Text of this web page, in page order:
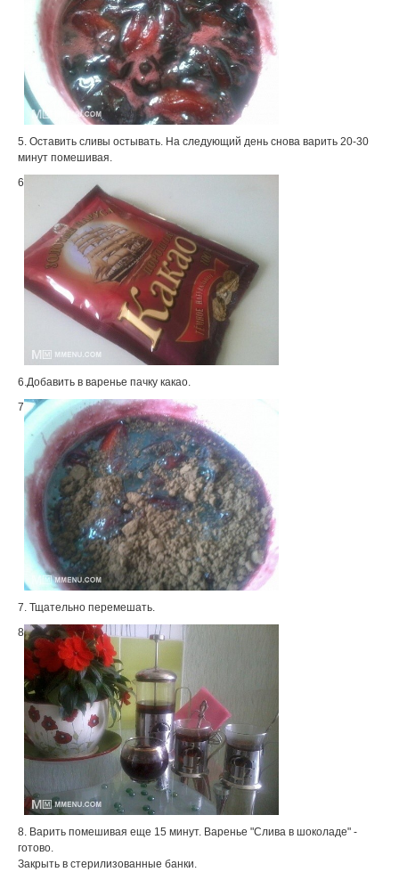
5. Оставить сливы остывать. На следующий день снова варить 20-30
минут помешивая.
6
6.Добавить в варенье пачку какао.
7
7. Тщательно перемешать.
8
8. Варить помешивая еще 15 минут. Варенье "Слива в шоколаде" -
готово.
Закрыть в стерилизованные банки.